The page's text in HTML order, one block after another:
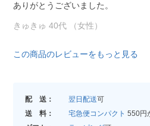
ありがとうございました。
きゅきゅ 40代 （女性）
この商品のレビューをもっと見る
配 送： 翌日配送可
送 料：
宅急便コンパクト 550円